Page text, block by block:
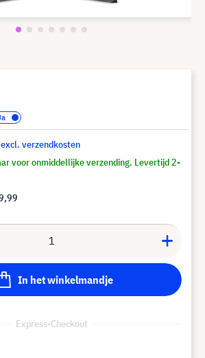
verzendkosten
voor onmiddellijke verzending. Levertijd 2-
In het winkelmandje
Express-Checkout